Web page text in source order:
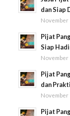
dan Siap
November
Pijat
Siap
November
Pijat
dan
November
Pijat